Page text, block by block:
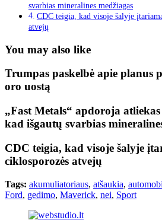
svarbias mineralines medžiagas
CDC teigia, kad visoje šalyje
atvejų
You may also like
Trumpas paskelbė apie planus
oro uostą
„Fast Metals“ apdoroja
kad išgautų svarbias
CDC teigia, kad visoje šalyje
ciklosporozės atvejų
Tags: akumuliatoriaus, atšaukia,
Ford, gedimo, Maverick, nei, Sport